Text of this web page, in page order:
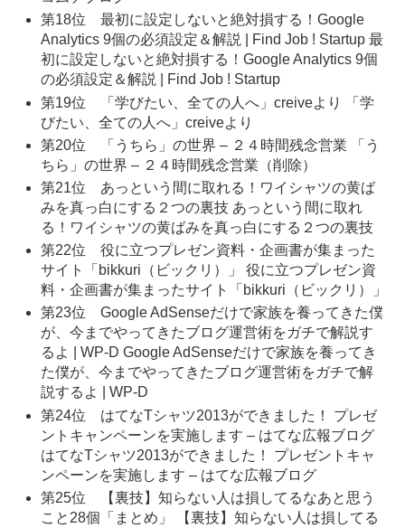
第18位 最初に設定しないと絶対損する！Google
Analytics 9個の必須設定＆解説 | Find Job ! Startup 最
初に設定しないと絶対損する！Google Analytics 9個
の必須設定＆解説 | Find Job ! Startup
第19位 「学びたい、全ての人へ」creiveより 「学
びたい、全ての人へ」creiveより
第20位 「うちら」の世界 – ２４時間残念営業 「う
ちら」の世界 – ２４時間残念営業（削除）
第21位 あっという間に取れる！ワイシャツの黄ば
みを真っ白にする２つの裏技 あっという間に取れ
る！ワイシャツの黄ばみを真っ白にする２つの裏技
第22位 役に立つプレゼン資料・企画書が集まった
サイト「bikkuri（ビックリ）」 役に立つプレゼン資
料・企画書が集まったサイト「bikkuri（ビックリ）」
第23位 Google AdSenseだけで家族を養ってきた僕
が、今までやってきたブログ運営術をガチで解説す
るよ | WP-D Google AdSenseだけで家族を養ってき
た僕が、今までやってきたブログ運営術をガチで解
説するよ | WP-D
第24位 はてなTシャツ2013ができました！ プレゼ
ントキャンペーンを実施します – はてな広報ブログ
はてなTシャツ2013ができました！ プレゼントキャ
ンペーンを実施します – はてな広報ブログ
第25位 【裏技】知らない人は損してるなあと思う
こと28個「まとめ」 【裏技】知らない人は損してる